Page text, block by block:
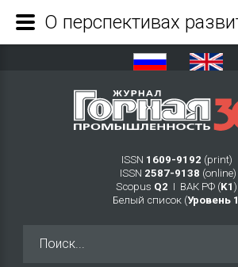
ISSN 1609-9192 (print)
ISSN 2587-9138 (online)
Scopus Q2 Ι ВАК РФ (K1 )
Белый список (Уровень 1